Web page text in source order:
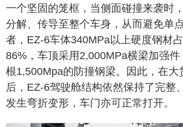
一个坚固的笼框，当侧面碰撞来袭时
分解、传导至整个车身，从而避免单
者，EZ-6车体340MPa以上硬度钢材
86%，车顶采用2,000MPa横梁加强
根1,500Mpa的防撞钢梁。因此，在大
后，EZ-6驾驶舱结构依然保持了完整
发生弯折变形，车门亦可正常打开。